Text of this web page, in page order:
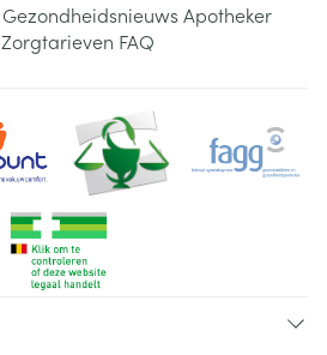
Gezondheidsnieuws Apotheker
Zorgtarieven FAQ